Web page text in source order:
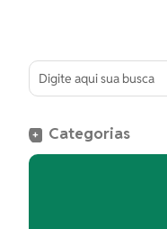
+ Categorias